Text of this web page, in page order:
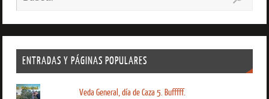
ENTRADAS Y PÁGINAS POPULARES
Veda General, día de Caza 5. Bufffff.